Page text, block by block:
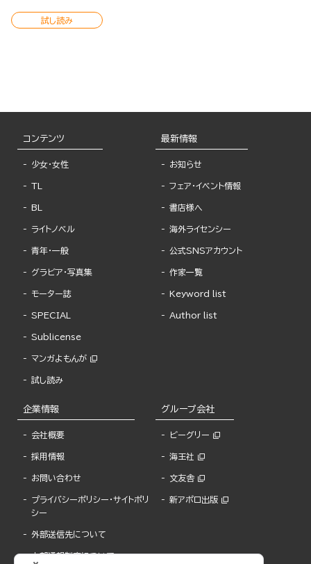
試し読み
コンテンツ
少女・女性
TL
BL
ライトノベル
青年・一般
グラビア・写真集
モーター誌
SPECIAL
Sublicense
マンガよもんが
試し読み
最新情報
お知らせ
フェア・イベント情報
書店様へ
海外ライセンシー
公式SNSアカウント
作家一覧
Keyword list
Author list
企業情報
会社概要
採用情報
お問い合わせ
プライバシーポリシー・サイトポリ
シー
外部送信先について
内部通報制度について
グループ会社
ビーグリー
海王社
文友舎
新アポロ出版